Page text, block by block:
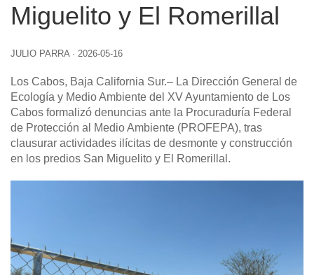
Miguelito y El Romerillal
JULIO PARRA · 2026-05-16
Los Cabos, Baja California Sur.– La Dirección General de
Ecología y Medio Ambiente del XV Ayuntamiento de Los
Cabos formalizó denuncias ante la Procuraduría Federal
de Protección al Medio Ambiente (PROFEPA), tras
clausurar actividades ilícitas de desmonte y construcción
en los predios San Miguelito y El Romerillal.